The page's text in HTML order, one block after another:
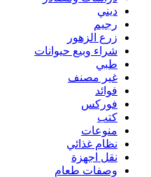
ديني
رجيم
زرع الزهور
شراء وبيع حيوانات
طبي
غير مصنف
فوائد
فوركس
كتب
منوعات
نظام غذائي
نقل اجهزة
وصفات طعام